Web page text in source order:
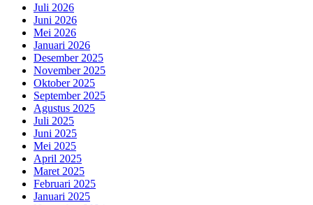
Juli 2026
Juni 2026
Mei 2026
Januari 2026
Desember 2025
November 2025
Oktober 2025
September 2025
Agustus 2025
Juli 2025
Juni 2025
Mei 2025
April 2025
Maret 2025
Februari 2025
Januari 2025